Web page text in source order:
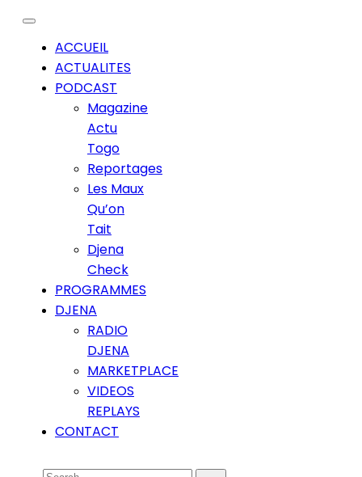
ACCUEIL
ACTUALITES
PODCAST
Magazine
Actu
Togo
Reportages
Les Maux
Qu’on
Tait
Djena
Check
PROGRAMMES
DJENA
RADIO
DJENA
MARKETPLACE
VIDEOS
REPLAYS
CONTACT